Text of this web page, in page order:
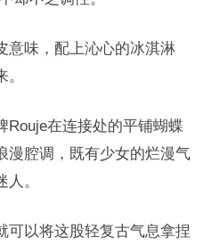
意味，配上沁心的冰淇淋
Rouje在连接处的平铺蝴蝶
漫腔调，既有少女的烂漫气
。
可以将这股轻复古气息拿捏